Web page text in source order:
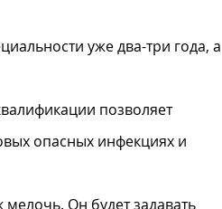
уже два-три года, а
позволяет
опасных инфекциях и
Он будет задавать